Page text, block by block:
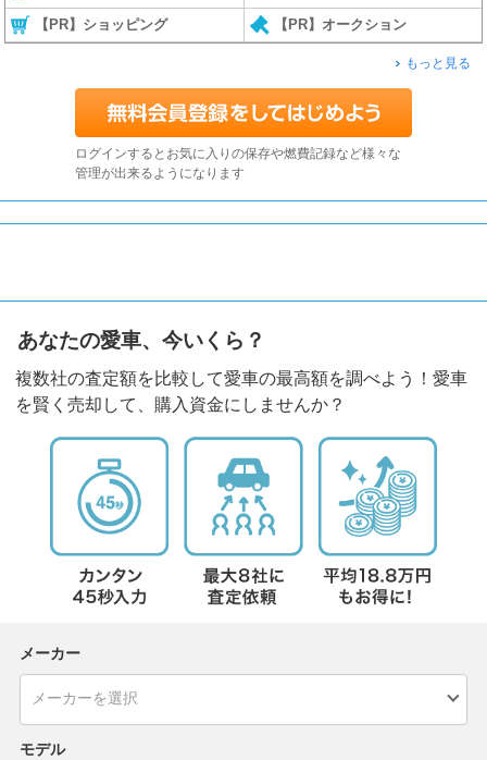
【PR】ショッピング 【PR】オークション
もっと見る
ログインするとお気に入りの保存や燃費記録など様々な
管理が出来るようになります
あなたの愛車、今いくら？
複数社の査定額を比較して愛車の最高額を調べよう！愛車
を賢く売却して、購入資金にしませんか？
メーカー
モデル